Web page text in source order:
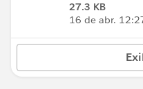
27.3 KB
16 de abr.